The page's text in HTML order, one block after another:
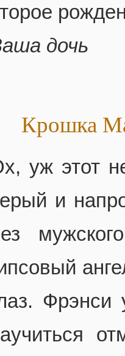
дочь
Крошка
уж этот
и
Фрэнси